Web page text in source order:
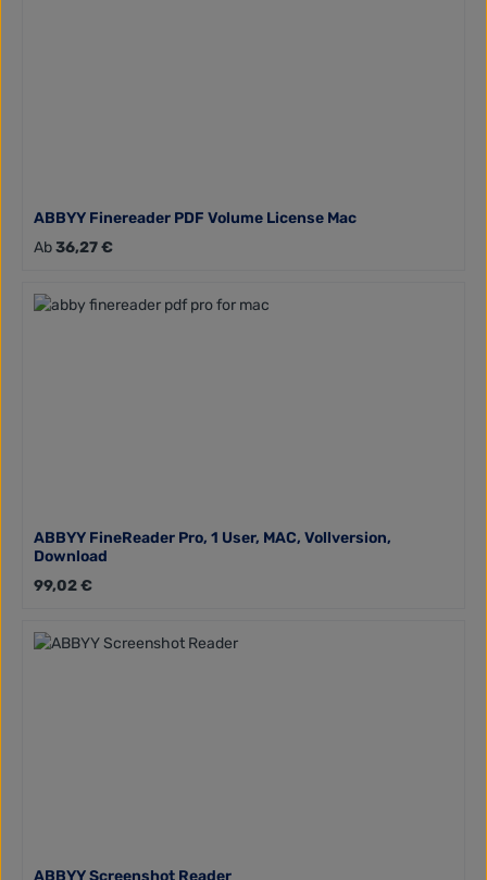
ABBYY Finereader PDF Volume License Mac
Regulärer Preis:
Ab36,27 €
ABBYY FineReader Pro, 1 User, MAC, Vollversion,
Download
Regulärer Preis:
99,02 €